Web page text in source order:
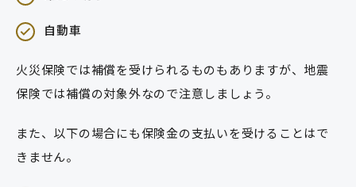
自動車
火災保険では補償を受けられるものもありますが、地震
保険では補償の対象外なので注意しましょう。
また、以下の場合にも保険金の支払いを受けることはで
きません。